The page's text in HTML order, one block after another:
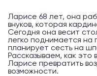
Ларисе 68 лет, она
внуков, которая
Сегодня она весит
легко поднимается на
планирует сесть на
Рассказываем, как это
Ларисе превратить
возможности.